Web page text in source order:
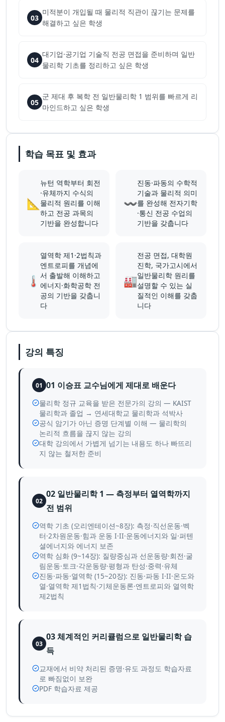
03
미적분이 개입될 때 물리적 직관이 끊기는 문제를
해결하고 싶은 학생
04
대기업·공기업 기술직 전공 면접을 준비하며 일반
물리학 기초를 정리하고 싶은 학생
05
군 제대 후 복학 전 일반물리학 1 범위를 빠르게 리
마인드하고 싶은 학생
학습 목표 및 효과
📐
뉴턴 역학부터 회전
·유체까지 수식의
물리적 원리를 이해
하고 전공 과목의
기반을 완성합니다
〰️
진동·파동의 수학적
기술과 물리적 의미
를 완성해 전자기학
·통신 전공 수업의
기반을 갖춥니다
🌡️
열역학 제1·2법칙과
엔트로피를 개념에
서 출발해 이해하고
에너지·화학공학 전
공의 기반을 갖춥니
다
🏭
전공 면접, 대학원
진학, 국가고시에서
일반물리학 원리를
설명할 수 있는 실
질적인 이해를 갖춥
니다
강의 특징
01 01 이승표 교수님에게 제대로 배운다
물리학 정규 교육을 받은 전문가의 강의 — KAIST
물리학과 졸업 → 연세대학교 물리학과 석박사
공식 암기가 아닌 증명 단계별 이해 — 물리학의
논리적 흐름을 끊지 않는 강의
대학 강의에서 가볍게 넘기는 내용도 하나 빠뜨리
지 않는 철저한 준비
02
02 일반물리학 1 — 측정부터 열역학까지
전 범위
역학 기초 (오리엔테이션~8장): 측정·직선운동·벡
터·2차원운동·힘과 운동 I·II·운동에너지와 일·퍼텐
셜에너지와 에너지 보존
역학 심화 (9~14장): 질량중심과 선운동량·회전·굴
림운동·토크·각운동량·평형과 탄성·중력·유체
진동·파동·열역학 (15~20장): 진동·파동 I·II·온도와
열·열역학 제1법칙·기체운동론·엔트로피와 열역학
제2법칙
03
03 체계적인 커리큘럼으로 일반물리학 습
득
교재에서 비약 처리된 증명·유도 과정도 학습자료
로 빠짐없이 보완
PDF 학습자료 제공